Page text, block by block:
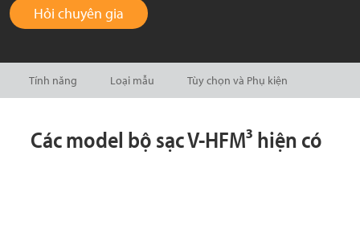
Hỏi chuyên gia
Tính năng Loại mẫu Tùy chọn và Phụ kiện
Các model bộ sạc V-HFM³ hiện có